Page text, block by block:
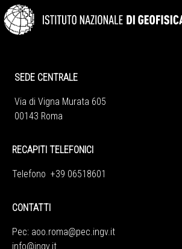
SEDE CENTRALE
Via di Vigna Murata 605
00143 Roma
RECAPITI TELEFONICI
Telefono +39 06518601
CONTATTI
Pec: aoo.roma@pec.ingv.it
info@ingv.it